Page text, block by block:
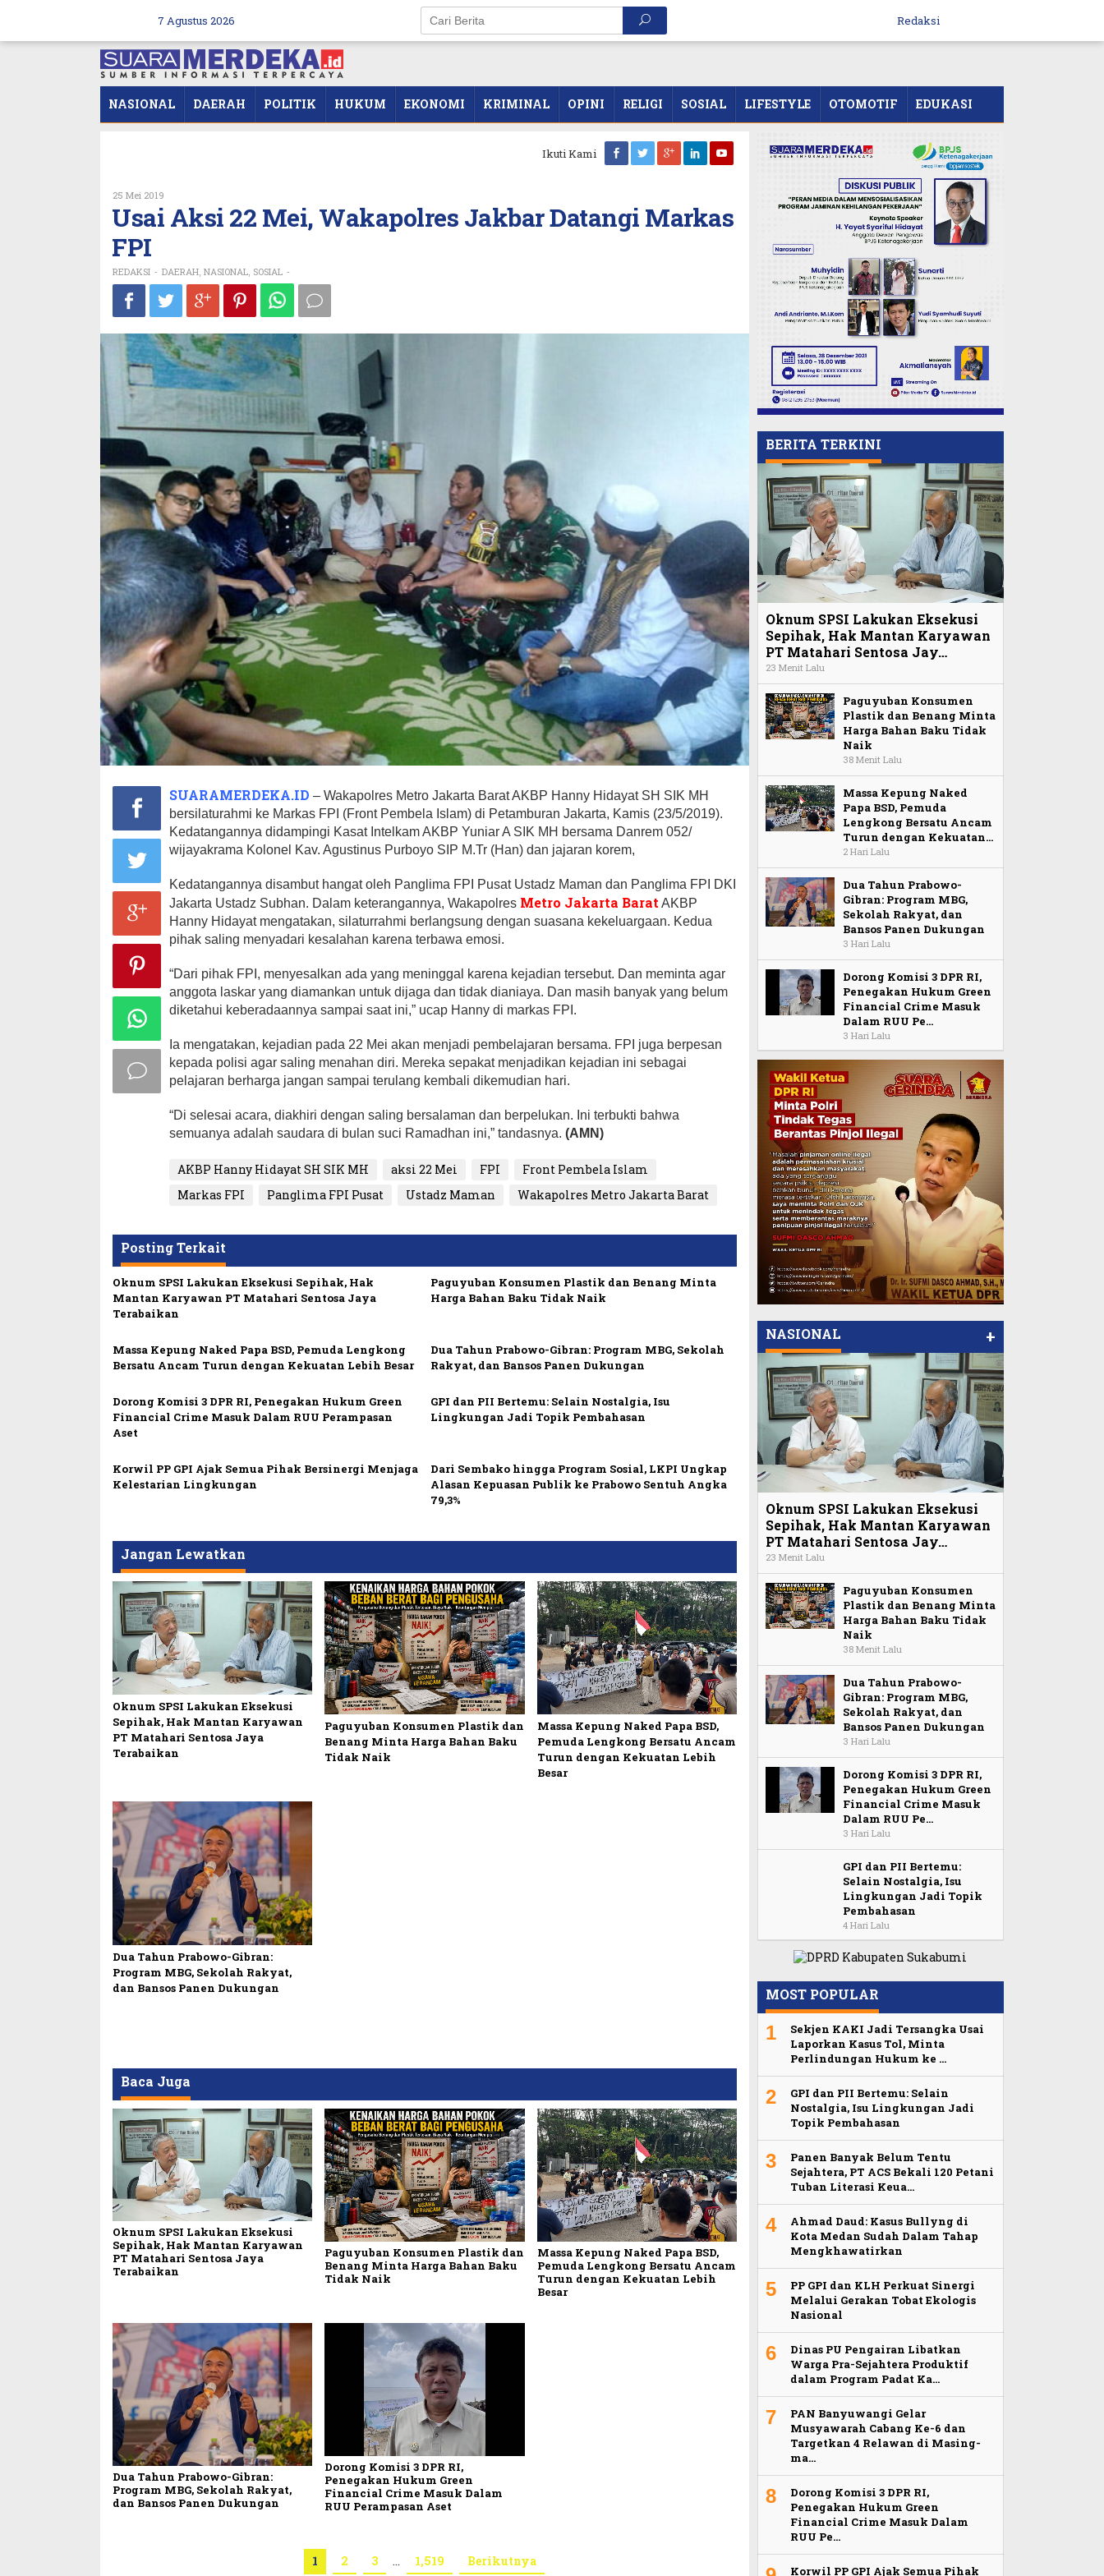
7 Agustus 2026 Redaksi
NASIONAL DAERAH POLITIK HUKUM EKONOMI KRIMINAL OPINI RELIGI SOSIAL LIFESTYLE OTOMOTIF EDUKASI
Ikuti Kami
25 Mei 2019
REDAKSI
Usai Aksi 22 Mei, Wakapolres Jakbar Datangi Markas
FPI
REDAKSI - DAERAH NASIONAL SOSIAL -
SUARAMERDEKA.ID – Wakapolres Metro Jakarta Barat AKBP Hanny Hidayat SH SIK MH
bersilaturahmi ke Markas FPI (Front Pembela Islam) di Petamburan Jakarta, Kamis (23/5/2019).
Kedatangannya didampingi Kasat Intelkam AKBP Yuniar A SIK MH bersama Danrem 052/
wijayakrama Kolonel Kav. Agustinus Purboyo SIP M.Tr (Han) dan jajaran korem,
Kedatangannya disambut hangat oleh Panglima FPI Pusat Ustadz Maman dan Panglima FPI DKI
Jakarta Ustadz Subhan. Dalam keterangannya, Wakapolres Metro Jakarta BaratAKBP
Hanny Hidayat mengatakan, silaturrahmi berlangsung dengan suasana kekeluargaan. Kedua
pihak saling menyadari kesalahan karena terbawa emosi.
“Dari pihak FPI, menyesalkan ada yang meninggal karena kejadian tersebut. Dan meminta agar
anggota laskar yang diamankan untuk dijaga dan tidak dianiaya. Dan masih banyak yang belum
diketahui keberadaannya sampai saat ini,” ucap Hanny di markas FPI.
Ia mengatakan, kejadian pada 22 Mei akan menjadi pembelajaran bersama. FPI juga berpesan
kepada polisi agar saling menahan diri. Mereka sepakat menjadikan kejadian ini sebagai
pelajaran berharga jangan sampai terulang kembali dikemudian hari.
“Di selesai acara, diakhiri dengan saling bersalaman dan berpelukan. Ini terbukti bahwa
semuanya adalah saudara di bulan suci Ramadhan ini,” tandasnya.(AMN)
AKBP Hanny Hidayat SH SIK MH aksi 22 Mei FPI
Front Pembela Islam
Markas FPI
Panglima FPI Pusat Ustadz Maman Wakapolres Metro Jakarta Barat
Posting Terkait
Oknum SPSI Lakukan Eksekusi Sepihak, Hak
Mantan Karyawan PT Matahari Sentosa Jaya
Terabaikan
Paguyuban Konsumen Plastik dan Benang Minta
Harga Bahan Baku Tidak Naik
Massa Kepung Naked Papa BSD, Pemuda Lengkong
Bersatu Ancam Turun dengan Kekuatan Lebih Besar
Dua Tahun Prabowo-Gibran: Program MBG, Sekolah
Rakyat, dan Bansos Panen Dukungan
Dorong Komisi 3 DPR RI, Penegakan Hukum Green
Financial Crime Masuk Dalam RUU Perampasan
Aset
GPI dan PII Bertemu: Selain Nostalgia, Isu
Lingkungan Jadi Topik Pembahasan
Korwil PP GPI Ajak Semua Pihak Bersinergi Menjaga
Kelestarian Lingkungan
Dari Sembako hingga Program Sosial, LKPI Ungkap
Alasan Kepuasan Publik ke Prabowo Sentuh Angka
79,3%
Jangan Lewatkan
Oknum SPSI Lakukan Eksekusi
Sepihak, Hak Mantan Karyawan
PT Matahari Sentosa Jaya
Terabaikan
Paguyuban Konsumen Plastik dan
Benang Minta Harga Bahan Baku
Tidak Naik
Massa Kepung Naked Papa BSD,
Pemuda Lengkong Bersatu Ancam
Turun dengan Kekuatan Lebih
Besar
Dua Tahun Prabowo-Gibran:
Program MBG, Sekolah Rakyat,
dan Bansos Panen Dukungan
Baca Juga
Oknum SPSI Lakukan Eksekusi
Sepihak, Hak Mantan Karyawan
PT Matahari Sentosa Jaya
Terabaikan
Paguyuban Konsumen Plastik dan
Benang Minta Harga Bahan Baku
Tidak Naik
Massa Kepung Naked Papa BSD,
Pemuda Lengkong Bersatu Ancam
Turun dengan Kekuatan Lebih
Besar
Dua Tahun Prabowo-Gibran:
Program MBG, Sekolah Rakyat,
dan Bansos Panen Dukungan
Dorong Komisi 3 DPR RI,
Penegakan Hukum Green
Financial Crime Masuk Dalam
RUU Perampasan Aset
1 2 3 … 1,519 Berikutnya
BERITA TERKINI
Oknum SPSI Lakukan Eksekusi
Sepihak, Hak Mantan Karyawan
PT Matahari Sentosa Jay…
23 Menit Lalu
Paguyuban Konsumen
Plastik dan Benang Minta
Harga Bahan Baku Tidak
Naik
38 Menit Lalu
Massa Kepung Naked
Papa BSD, Pemuda
Lengkong Bersatu Ancam
Turun dengan Kekuatan…
2 Hari Lalu
Dua Tahun Prabowo-
Gibran: Program MBG,
Sekolah Rakyat, dan
Bansos Panen Dukungan
3 Hari Lalu
Dorong Komisi 3 DPR RI,
Penegakan Hukum Green
Financial Crime Masuk
Dalam RUU Pe…
3 Hari Lalu
NASIONAL +
Oknum SPSI Lakukan Eksekusi
Sepihak, Hak Mantan Karyawan
PT Matahari Sentosa Jay…
23 Menit Lalu
Paguyuban Konsumen
Plastik dan Benang Minta
Harga Bahan Baku Tidak
Naik
38 Menit Lalu
Dua Tahun Prabowo-
Gibran: Program MBG,
Sekolah Rakyat, dan
Bansos Panen Dukungan
3 Hari Lalu
Dorong Komisi 3 DPR RI,
Penegakan Hukum Green
Financial Crime Masuk
Dalam RUU Pe…
3 Hari Lalu
GPI dan PII Bertemu:
Selain Nostalgia, Isu
Lingkungan Jadi Topik
Pembahasan
4 Hari Lalu
MOST POPULAR
1
Sekjen KAKI Jadi Tersangka Usai
Laporkan Kasus Tol, Minta
Perlindungan Hukum ke …
2
GPI dan PII Bertemu: Selain
Nostalgia, Isu Lingkungan Jadi
Topik Pembahasan
3
Panen Banyak Belum Tentu
Sejahtera, PT ACS Bekali 120 Petani
Tuban Literasi Keua…
4
Ahmad Daud: Kasus Bullyng di
Kota Medan Sudah Dalam Tahap
Mengkhawatirkan
5
PP GPI dan KLH Perkuat Sinergi
Melalui Gerakan Tobat Ekologis
Nasional
6
Dinas PU Pengairan Libatkan
Warga Pra-Sejahtera Produktif
dalam Program Padat Ka…
7
PAN Banyuwangi Gelar
Musyawarah Cabang Ke-6 dan
Targetkan 4 Relawan di Masing-
ma…
8
Dorong Komisi 3 DPR RI,
Penegakan Hukum Green
Financial Crime Masuk Dalam
RUU Pe…
Korwil PP GPI Ajak Semua Pihak